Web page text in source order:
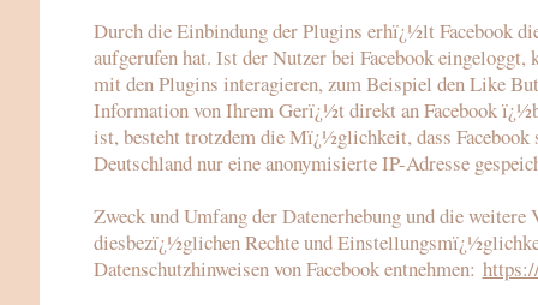
Durch die Einbindung der Plugins erhï¿½lt Facebook
aufgerufen hat. Ist der Nutzer bei Facebook eingeloggt,
mit den Plugins interagieren, zum Beispiel den Like
Information von Ihrem Gerï¿½t direkt an Facebook
ist, besteht trotzdem die Mï¿½glichkeit, dass
Deutschland nur eine anonymisierte IP-Adresse
Zweck und Umfang der Datenerhebung und die
diesbezï¿½glichen Rechte und
Datenschutzhinweisen von Facebook entnehmen: